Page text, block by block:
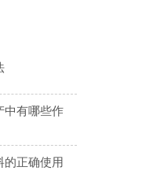
中有哪些作
的正确使用